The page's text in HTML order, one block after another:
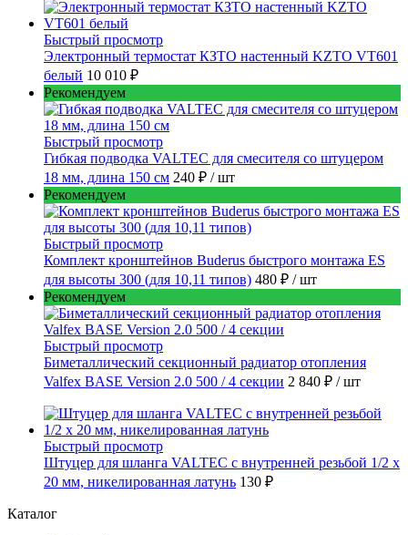
Быстрый просмотр
Электронный термостат КЗТО настенный KZTO VT601
белый 10 010 ₽
Рекомендуем
Быстрый просмотр
Гибкая подводка VALTEC для смесителя со штуцером
18 мм, длина 150 см 240 ₽ / шт
Рекомендуем
Быстрый просмотр
Комплект кронштейнов Buderus быстрого монтажа ES
для высоты 300 (для 10,11 типов) 480 ₽ / шт
Рекомендуем
Быстрый просмотр
Биметаллический секционный радиатор отопления
Valfex BASE Version 2.0 500 / 4 секции 2 840 ₽ / шт
Быстрый просмотр
Штуцер для шланга VALTEC с внутренней резьбой 1/2 х
20 мм, никелированная латунь 130 ₽
Каталог